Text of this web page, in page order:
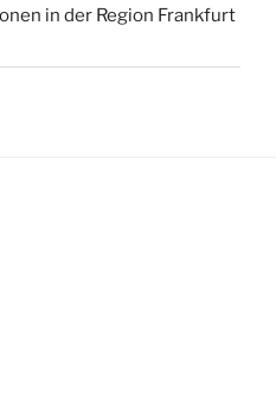
in der Region Frankfurt